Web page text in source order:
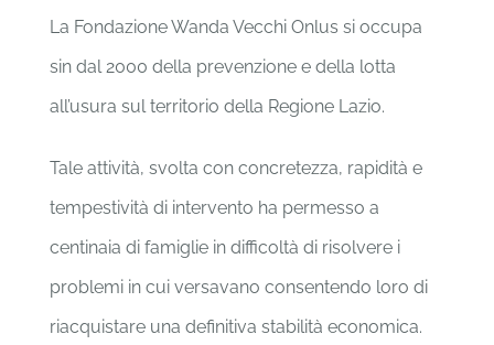
La Fondazione Wanda Vecchi Onlus si occupa
sin dal 2000 della prevenzione e della lotta
all’usura sul territorio della Regione Lazio.
Tale attività, svolta con concretezza, rapidità e
tempestività di intervento ha permesso a
centinaia di famiglie in difficoltà di risolvere i
problemi in cui versavano consentendo loro di
riacquistare una definitiva stabilità economica.